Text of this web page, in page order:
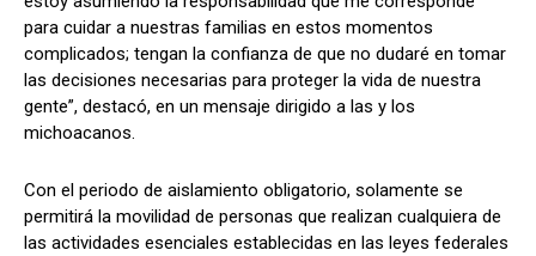
para cuidar a nuestras familias en estos momentos
complicados; tengan la confianza de que no dudaré en tomar
las decisiones necesarias para proteger la vida de nuestra
gente”, destacó, en un mensaje dirigido a las y los
michoacanos.
Con el periodo de aislamiento obligatorio, solamente se
permitirá la movilidad de personas que realizan cualquiera de
las actividades esenciales establecidas en las leyes federales